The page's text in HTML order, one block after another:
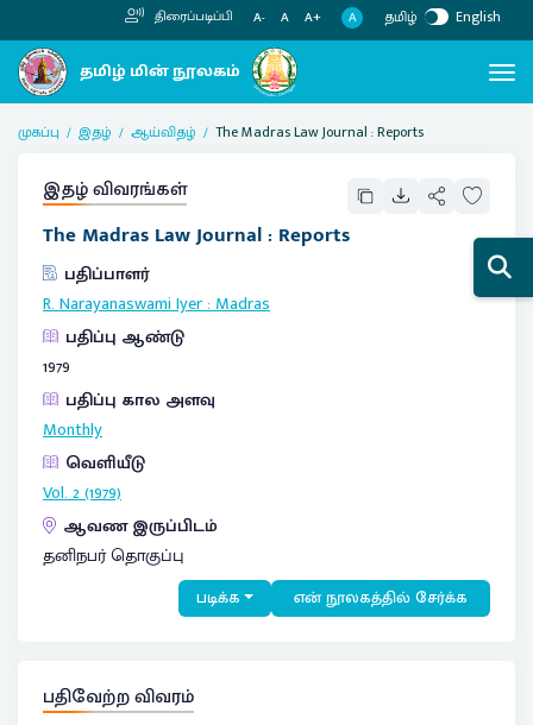
திரைப்படிப்பி A- A A+ A தமிழ் English
முகப்பு இதழ் ஆய்விதழ் The Madras Law Journal : Reports
இதழ் விவரங்கள்
The Madras Law Journal : Reports
பதிப்பாளர்
R. Narayanaswami Iyer:Madras
பதிப்பு ஆண்டு
1979
பதிப்பு கால அளவு
Monthly
வெளியீடு
Vol. 2 (1979)
ஆவண இருப்பிடம்
தனிநபர் தொகுப்பு
படிக்க என் நூலகத்தில் சேர்க்க
பதிவேற்ற விவரம்